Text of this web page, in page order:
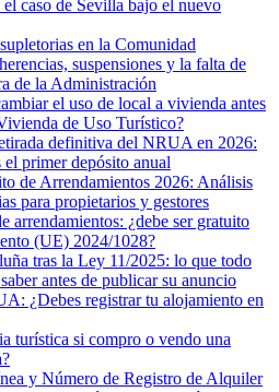
caso de Sevilla bajo el nuevo
en la Comunidad
suspensiones y la falta de
de la Administración
el uso de local a vivienda antes
de Uso Turístico?
definitiva del NRUA en 2026:
el primer depósito anual
de Arrendamientos 2026: Análisis
para propietarios y gestores
arrendamientos: ¿debe ser gratuito
(UE) 2024/1028?
tras la Ley 11/2025: lo que todo
antes de publicar su anuncio
¿Debes registrar tu alojamiento en
turística si compro o vendo una
y Número de Registro de Alquiler